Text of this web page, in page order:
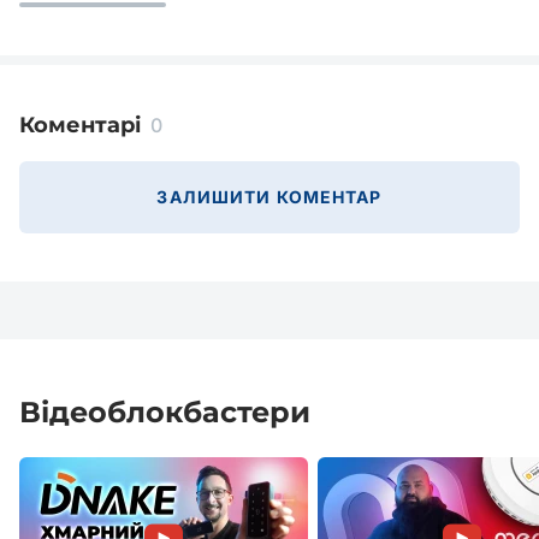
Коментарі 0
ЗАЛИШИТИ КОМЕНТАР
Відеоблокбастери